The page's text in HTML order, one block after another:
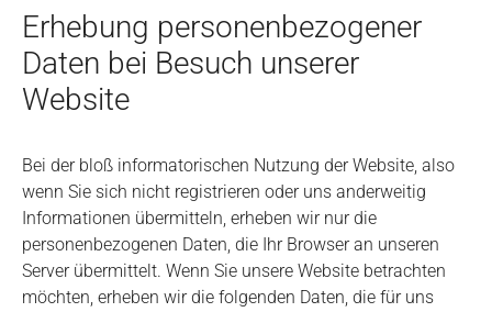
Erhebung personenbezogener
Daten bei Besuch unserer
Website
Bei der bloß informatorischen Nutzung der Website, also
wenn Sie sich nicht registrieren oder uns anderweitig
Informationen übermitteln, erheben wir nur die
personenbezogenen Daten, die Ihr Browser an unseren
Server übermittelt. Wenn Sie unsere Website betrachten
möchten, erheben wir die folgenden Daten, die für uns